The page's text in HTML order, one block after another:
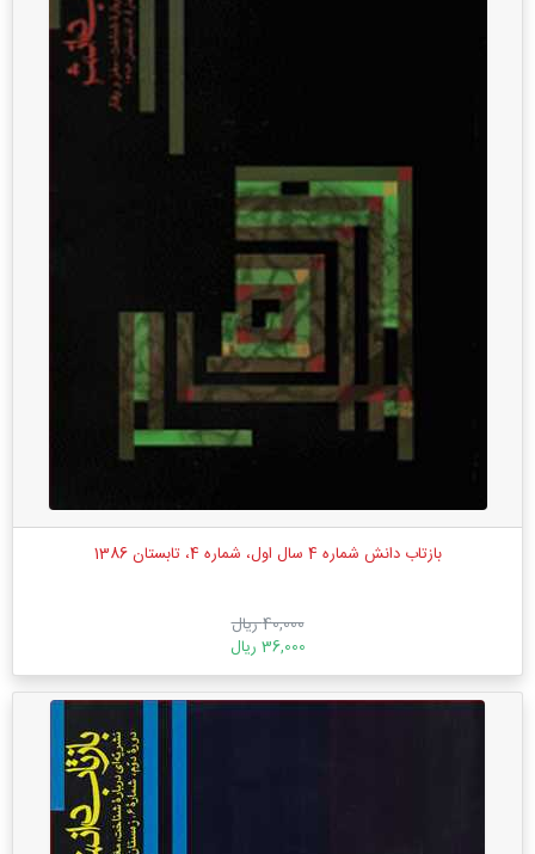
بازتاب دانش شماره 4 سال اول، شماره 4، تابستان 1386
40,000 ریال
36,000 ریال